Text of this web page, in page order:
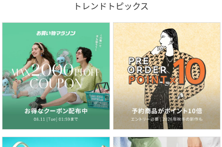
トレンドトピックス